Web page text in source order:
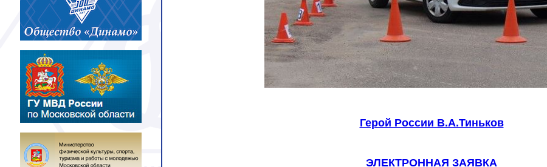
Герой России В.А.Тиньков
ЭЛЕКТРОННАЯ ЗАЯВКА